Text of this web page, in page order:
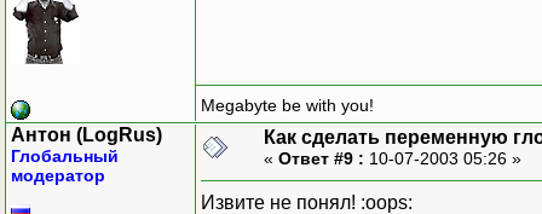
Megabyte be with you!
Антон (LogRus)
Глобальный
модератор
Как сделать переменную
« Ответ #9 : 10-07-2003 05:26 »
Извите не понял! :oops: